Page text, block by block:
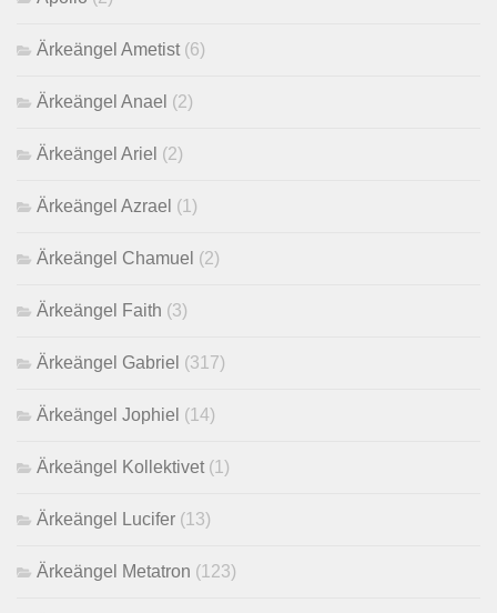
Ärkeängel Ametist (6)
Ärkeängel Anael (2)
Ärkeängel Ariel (2)
Ärkeängel Azrael (1)
Ärkeängel Chamuel (2)
Ärkeängel Faith (3)
Ärkeängel Gabriel (317)
Ärkeängel Jophiel (14)
Ärkeängel Kollektivet (1)
Ärkeängel Lucifer (13)
Ärkeängel Metatron (123)